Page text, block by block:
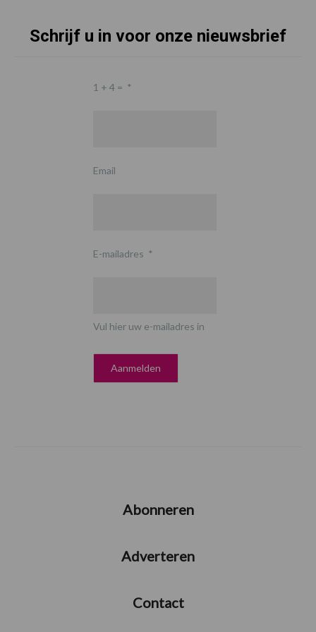
Schrijf u in voor onze nieuwsbrief
1 + 4 = *
Email
E-mailadres *
Vul hier uw e-mailadres in
Abonneren
Adverteren
Contact